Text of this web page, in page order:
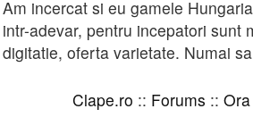
Am incercat si eu gamele
intr-adevar, pentru incepatori sunt
digitatie, oferta varietate. Numai
Clape.ro :: Forums ::